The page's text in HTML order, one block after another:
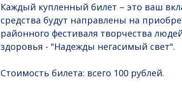
Каждый купленный билет – это ваш
средства будут направлены на
районного фестиваля творчества
здоровья - "Надежды негасимый свет".
Стоимость билета: всего 100 рублей.